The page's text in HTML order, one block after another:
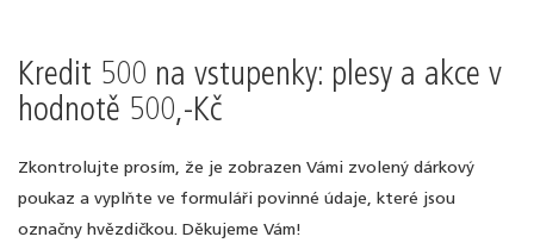
Kredit 500 na vstupenky: plesy a akce v
hodnotě 500,-Kč
Zkontrolujte prosím, že je zobrazen Vámi zvolený dárkový
poukaz a vyplňte ve formuláři povinné údaje, které jsou
označny hvězdičkou. Děkujeme Vám!